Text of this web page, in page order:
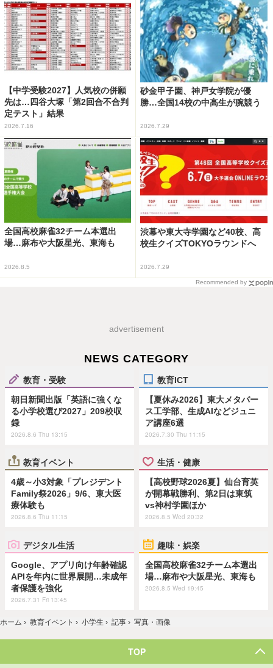
【中学受験2027】人気校の併願
先は…四谷大塚「第2回合不合判
定テスト」結果
2026.7.16
砂金甲子園、神戸女学院が優
勝…全国14校の中高生が腕競う
2026.7.29
全国高校麻雀32チーム本選出
場…麻布や大阪星光、東海も
2026.8.5
渋幕や東大寺学園など40校、高
校生クイズTOKYOラウンドへ
2026.7.29
Recommended by
advertisement
NEWS CATEGORY
教育・受験
朝日新聞出版「英語に強くな
る小学校選び2027」209校収
録
2026.8.6 Thu 13:15
教育ICT
【夏休み2026】東大メタバー
ス工学部、生成AIなどジュニ
ア講座6選
2026.7.30 Thu 11:15
教育イベント
4歳～小3対象「プレジデント
Family祭2026」9/6、東大医
療体験も
2026.8.6 Thu 11:15
生活・健康
【高校野球2026夏】仙台育英
が開幕戦勝利、第2日は東筑
vs神村学園ほか
2026.8.5 Wed 20:32
デジタル生活
Google、アプリ向け年齢確認
APIを年内に世界展開…未成年
者保護を強化
2026.7.31 Fri 13:45
趣味・娯楽
全国高校麻雀32チーム本選出
場…麻布や大阪星光、東海も
2026.8.5 Wed 19:45
ホーム › 教育イベント › 小学生 › 記事 › 写真・画像
TOP